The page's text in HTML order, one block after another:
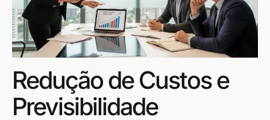
Redução de Custos e
Previsibilidade